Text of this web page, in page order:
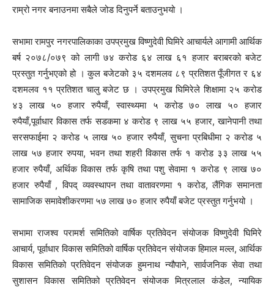
राम्रो नगर बनाउनमा सबैले जोड दिनुपर्ने बताउनुभयो ।
सभामा रामपुर नगरपालिकाका उपप्रमुख विष्णुदेवी घिमिरे आचार्यले आगामी आर्थिक
बर्ष २०७८/०७९ को लागी ७४ करोड ६४ लाख ६१ हजार बराबरको बजेट
प्रस्तुत गर्नुभएको हो । कुल बजेटको ३५ दशमलव ८९ प्रतिशत पूँजीगत र ६४
दशमलव ११ प्रतिशत चालु बजेट छ । उपप्रमुख घिमिरेले शिक्षामा २५ करोड
४३ लाख ५० हजार रुपैयाँ, स्वास्थ्यमा ५ करोड ७० लाख ५० हजार
रुपैयाँ,पूर्वाधार विकास तर्फ सडकमा ४ करोड ९ लाख ५५ हजार, खानेपानी तथा
सरसफाईमा २ करोड ५ लाख ५० हजार रुपैयाँ, सुचना प्रबिधीमा २ करोड ५
लाख ५७ हजार रुपया, भवन तथा शहरी विकास तर्फ १ करोड ३३ लाख ५५
हजार रुपैयाँ, अर्थिक विकास तर्फ कृषि तथा पशु सेवामा १ करोड ९ लाख ७०
हजार रुपैयाँ , विपद् व्यवस्थापन तथा वातावरणमा १ करोड, लैंगिक समानता
सामाजिक समावेशीकरणमा ५७ लाख ७० हजार रुपैयाँ बजेट प्रस्तुत गर्नुभयो ।
सभामा राजश्व परामर्श समितिको वार्षिक प्रतिवेदन संयोजक विष्णुदेवी घिमिरे
आचार्य, पूर्वाधार विकास समितिको वार्षिक प्रतिवेदन संयोजक हिमाल मल्ल, आर्थिक
विकास समितिको प्रतिवेदन संयोजक हुमनाथ न्यौपाने, सार्वजनिक सेवा तथा
सुशासन विकास समितिको प्रतिवेदन संयोजक मित्रलाल कंडेल, न्यायिक